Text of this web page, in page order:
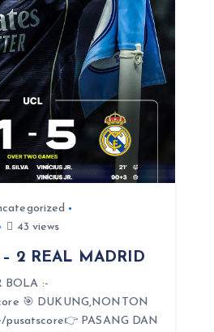
43 views
2 REAL MADRID
BOLA :-
🎯 DUKUNG,NONTON
pusatscore👉 PASANG DAN